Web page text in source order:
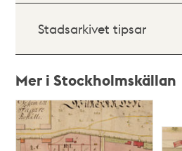
Stadsarkivet tipsar
Mer i Stockholmskällan
Relaterade
poster
och